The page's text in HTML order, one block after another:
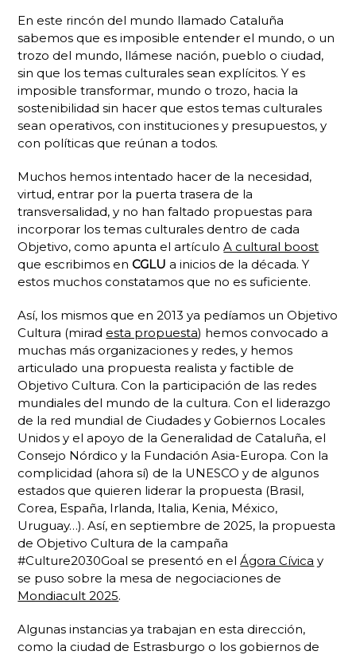
En este rincón del mundo llamado Cataluña
sabemos que es imposible entender el mundo, o un
trozo del mundo, llámese nación, pueblo o ciudad,
sin que los temas culturales sean explícitos. Y es
imposible transformar, mundo o trozo, hacia la
sostenibilidad sin hacer que estos temas culturales
sean operativos, con instituciones y presupuestos, y
con políticas que reúnan a todos.
Muchos hemos intentado hacer de la necesidad,
virtud, entrar por la puerta trasera de la
transversalidad, y no han faltado propuestas para
incorporar los temas culturales dentro de cada
Objetivo, como apunta el artículoA cultural boost
que escribimos enCGLU a inicios de la década. Y
estos muchos constatamos que no es suficiente.
Así, los mismos que en 2013 ya pedíamos un Objetivo
Cultura (mirad esta propuesta) hemos convocado a
muchas más organizaciones y redes, y hemos
articulado una propuesta realista y factible de
Objetivo Cultura. Con la participación de las redes
mundiales del mundo de la cultura. Con el liderazgo
de la red mundial de Ciudades y Gobiernos Locales
Unidos y el apoyo de la Generalidad de Cataluña, el
Consejo Nórdico y la Fundación Asia-Europa. Con la
complicidad (ahora sí) de la UNESCO y de algunos
estados que quieren liderar la propuesta (Brasil,
Corea, España, Irlanda, Italia, Kenia, México,
Uruguay…). Así, en septiembre de 2025, la propuesta
de Objetivo Cultura de la campaña
#Culture2030Goal se presentó en elÁgora Cívica y
se puso sobre la mesa de negociaciones de
Mondiacult 2025.
Algunas instancias ya trabajan en esta dirección,
como la ciudad de Estrasburgo o los gobiernos de